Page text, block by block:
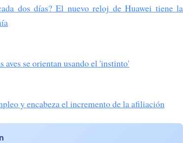
dos días? El nuevo reloj de Huawei tiene la
aves se orientan usando el 'instinto'
y encabeza el incremento de la afiliación